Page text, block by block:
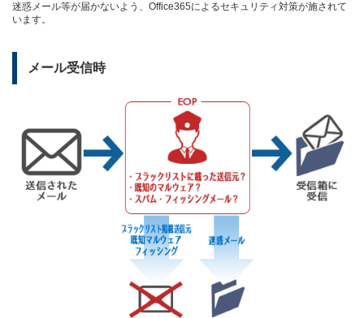
迷惑メール等が届かないよう、Office365によるセキュリティ対策が施されて
います。
メール受信時